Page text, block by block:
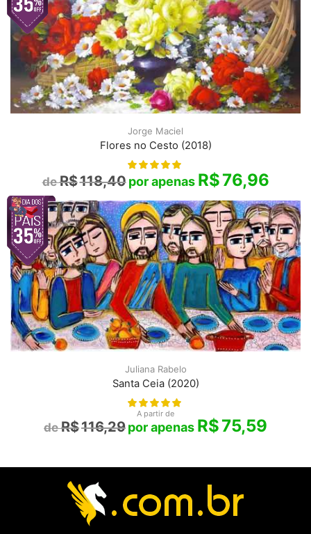
Jorge Maciel
Flores no Cesto (2018)
R$118,40 R$76,96
Juliana Rabelo
Santa Ceia (2020)
A partir de
R$116,29 R$75,59